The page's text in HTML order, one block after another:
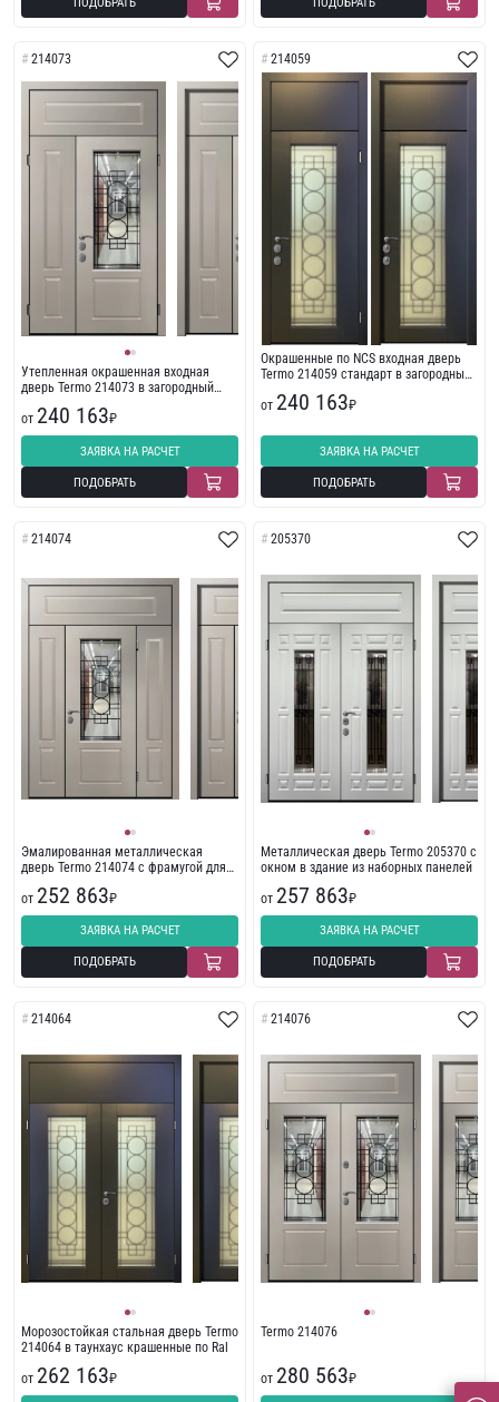
214073
Утепленная окрашенная входная
дверь Termo 214073 в загородный
от 240 163₽
ЗАЯВКА НА РАСЧЕТ
ПОДОБРАТЬ
214059
Окрашенные по NCS входная дверь
Termo 214059 стандарт в загородный
от 240 163₽
ЗАЯВКА НА РАСЧЕТ
ПОДОБРАТЬ
214074
Эмалированная металлическая
дверь Termo 214074 с фрамугой для
от 252 863₽
ЗАЯВКА НА РАСЧЕТ
ПОДОБРАТЬ
205370
Металлическая дверь Termo 205370 с
окном в здание из наборных панелей
от 257 863₽
ЗАЯВКА НА РАСЧЕТ
ПОДОБРАТЬ
214064
Морозостойкая стальная дверь Termo
214064 в таунхаус крашенные по Ral
от 262 163₽
214076
Termo 214076
от 280 563₽